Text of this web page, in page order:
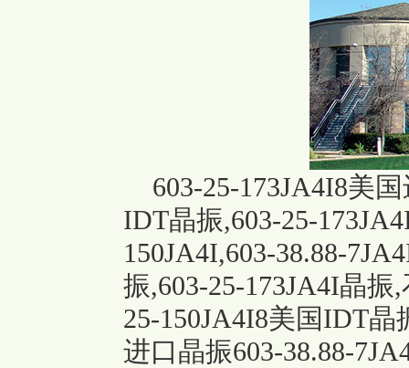
603-25-173JA4I8美国
IDT晶振,603-25-
150JA4I,603-38.88-
振,603-25-173JA4I晶振
25-150JA4I8美国IDT晶
进口晶振603-38.88-